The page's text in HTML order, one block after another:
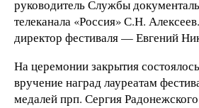
руководитель Службы
телеканала «Россия» С.Н.
директор фестиваля — Евгений
На церемонии закрытия
вручение наград лауреатам
медалей прп. Сергия